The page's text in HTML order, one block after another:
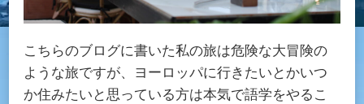
こちらのブログに書いた私の旅は危険な大冒険の
ような旅ですが、ヨーロッパに行きたいとかいつ
か住みたいと思っている方は本気で語学をやるこ